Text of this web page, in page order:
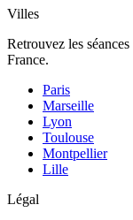
Villes
Retrouvez les
France.
Paris
Marseille
Lyon
Toulouse
Montpellier
Lille
Légal